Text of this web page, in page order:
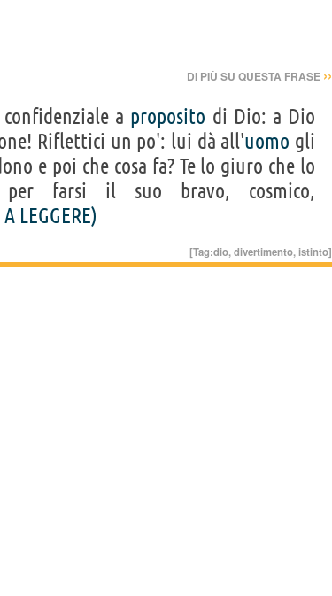
DI PIÙ SU QUESTA FRASE ››
a proposito di Dio: a Dio
Riflettici un po': lui dà all'uomo gli
e poi che cosa fa? Te lo giuro che lo
farsi il suo bravo, cosmico,
LEGGERE)
[Tag:dio,divertimento,istinto]